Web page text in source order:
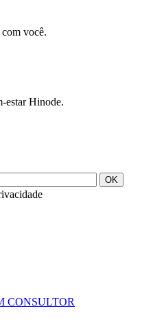
você.
estar Hinode.
OK
CONSULTOR